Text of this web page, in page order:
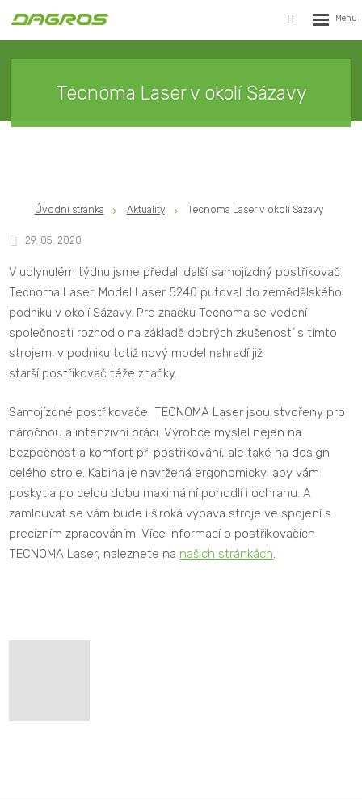
Vyhledávání
Tecnoma Laser v okolí Sázavy
Úvodní stránka Aktuality Tecnoma Laser v okolí Sázavy
29. 05. 2020
V uplynulém týdnu jsme předali další samojízdný postřikovač
Tecnoma Laser. Model Laser 5240 putoval do zemědělského
podniku v okolí Sázavy. Pro značku Tecnoma se vedení
společnosti rozhodlo na základě dobrých zkušeností s tímto
strojem, v podniku totiž nový model nahradí již
starší postřikovač téže značky.
Samojízdné postřikovače TECNOMA Laser jsou stvořeny pro
náročnou a intenzivní práci. Výrobce myslel nejen na
bezpečnost a komfort při postřikování, ale také na design
celého stroje. Kabina je navržená ergonomicky, aby vám
poskytla po celou dobu maximální pohodlí i ochranu. A
zamlouvat se vám bude i široká výbava stroje ve spojení s
precizním zpracováním. Více informací o postřikovačích
TECNOMA Laser, naleznete na našich stránkách.